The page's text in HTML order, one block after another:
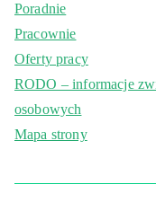
Poradnie
Pracownie
Oferty pracy
RODO – informacje
osobowych
Mapa strony